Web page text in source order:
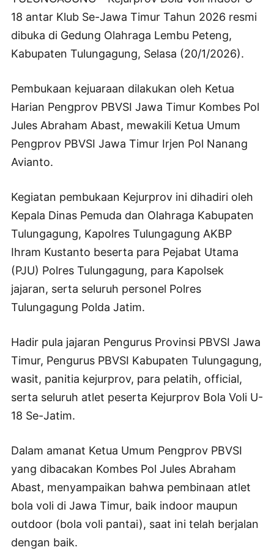
18 antar Klub Se-Jawa Timur Tahun 2026 resmi
dibuka di Gedung Olahraga Lembu Peteng,
Kabupaten Tulungagung, Selasa (20/1/2026).
Pembukaan kejuaraan dilakukan oleh Ketua
Harian Pengprov PBVSI Jawa Timur Kombes Pol
Jules Abraham Abast, mewakili Ketua Umum
Pengprov PBVSI Jawa Timur Irjen Pol Nanang
Avianto.
Kegiatan pembukaan Kejurprov ini dihadiri oleh
Kepala Dinas Pemuda dan Olahraga Kabupaten
Tulungagung, Kapolres Tulungagung AKBP
Ihram Kustanto beserta para Pejabat Utama
(PJU) Polres Tulungagung, para Kapolsek
jajaran, serta seluruh personel Polres
Tulungagung Polda Jatim.
Hadir pula jajaran Pengurus Provinsi PBVSI Jawa
Timur, Pengurus PBVSI Kabupaten Tulungagung,
wasit, panitia kejurprov, para pelatih, official,
serta seluruh atlet peserta Kejurprov Bola Voli U-
18 Se-Jatim.
Dalam amanat Ketua Umum Pengprov PBVSI
yang dibacakan Kombes Pol Jules Abraham
Abast, menyampaikan bahwa pembinaan atlet
bola voli di Jawa Timur, baik indoor maupun
outdoor (bola voli pantai), saat ini telah berjalan
dengan baik.